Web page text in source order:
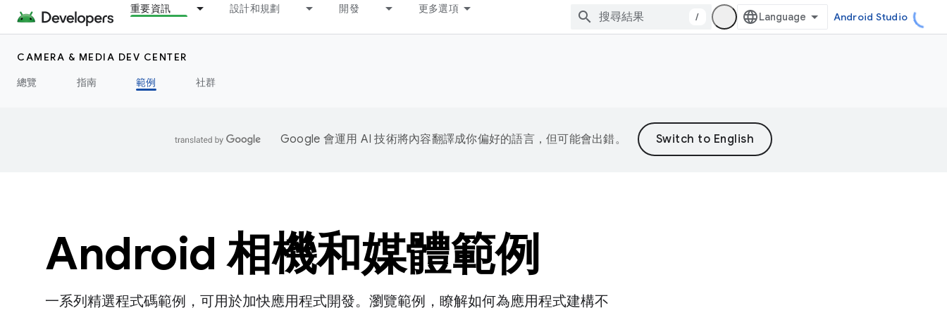
重要資訊 設計和規劃 開發 更多選項
/ Android Studio
CAMERA & MEDIA DEV CENTER
總覽
指南 範例 社群
Google 會運用 AI 技術將內容翻譯成你偏好的語言，但可能會出錯。
Android 相機和媒體範例
一系列精選程式碼範例，可用於加快應用程式開發。瀏覽範例，瞭解如何為應用程式建構不